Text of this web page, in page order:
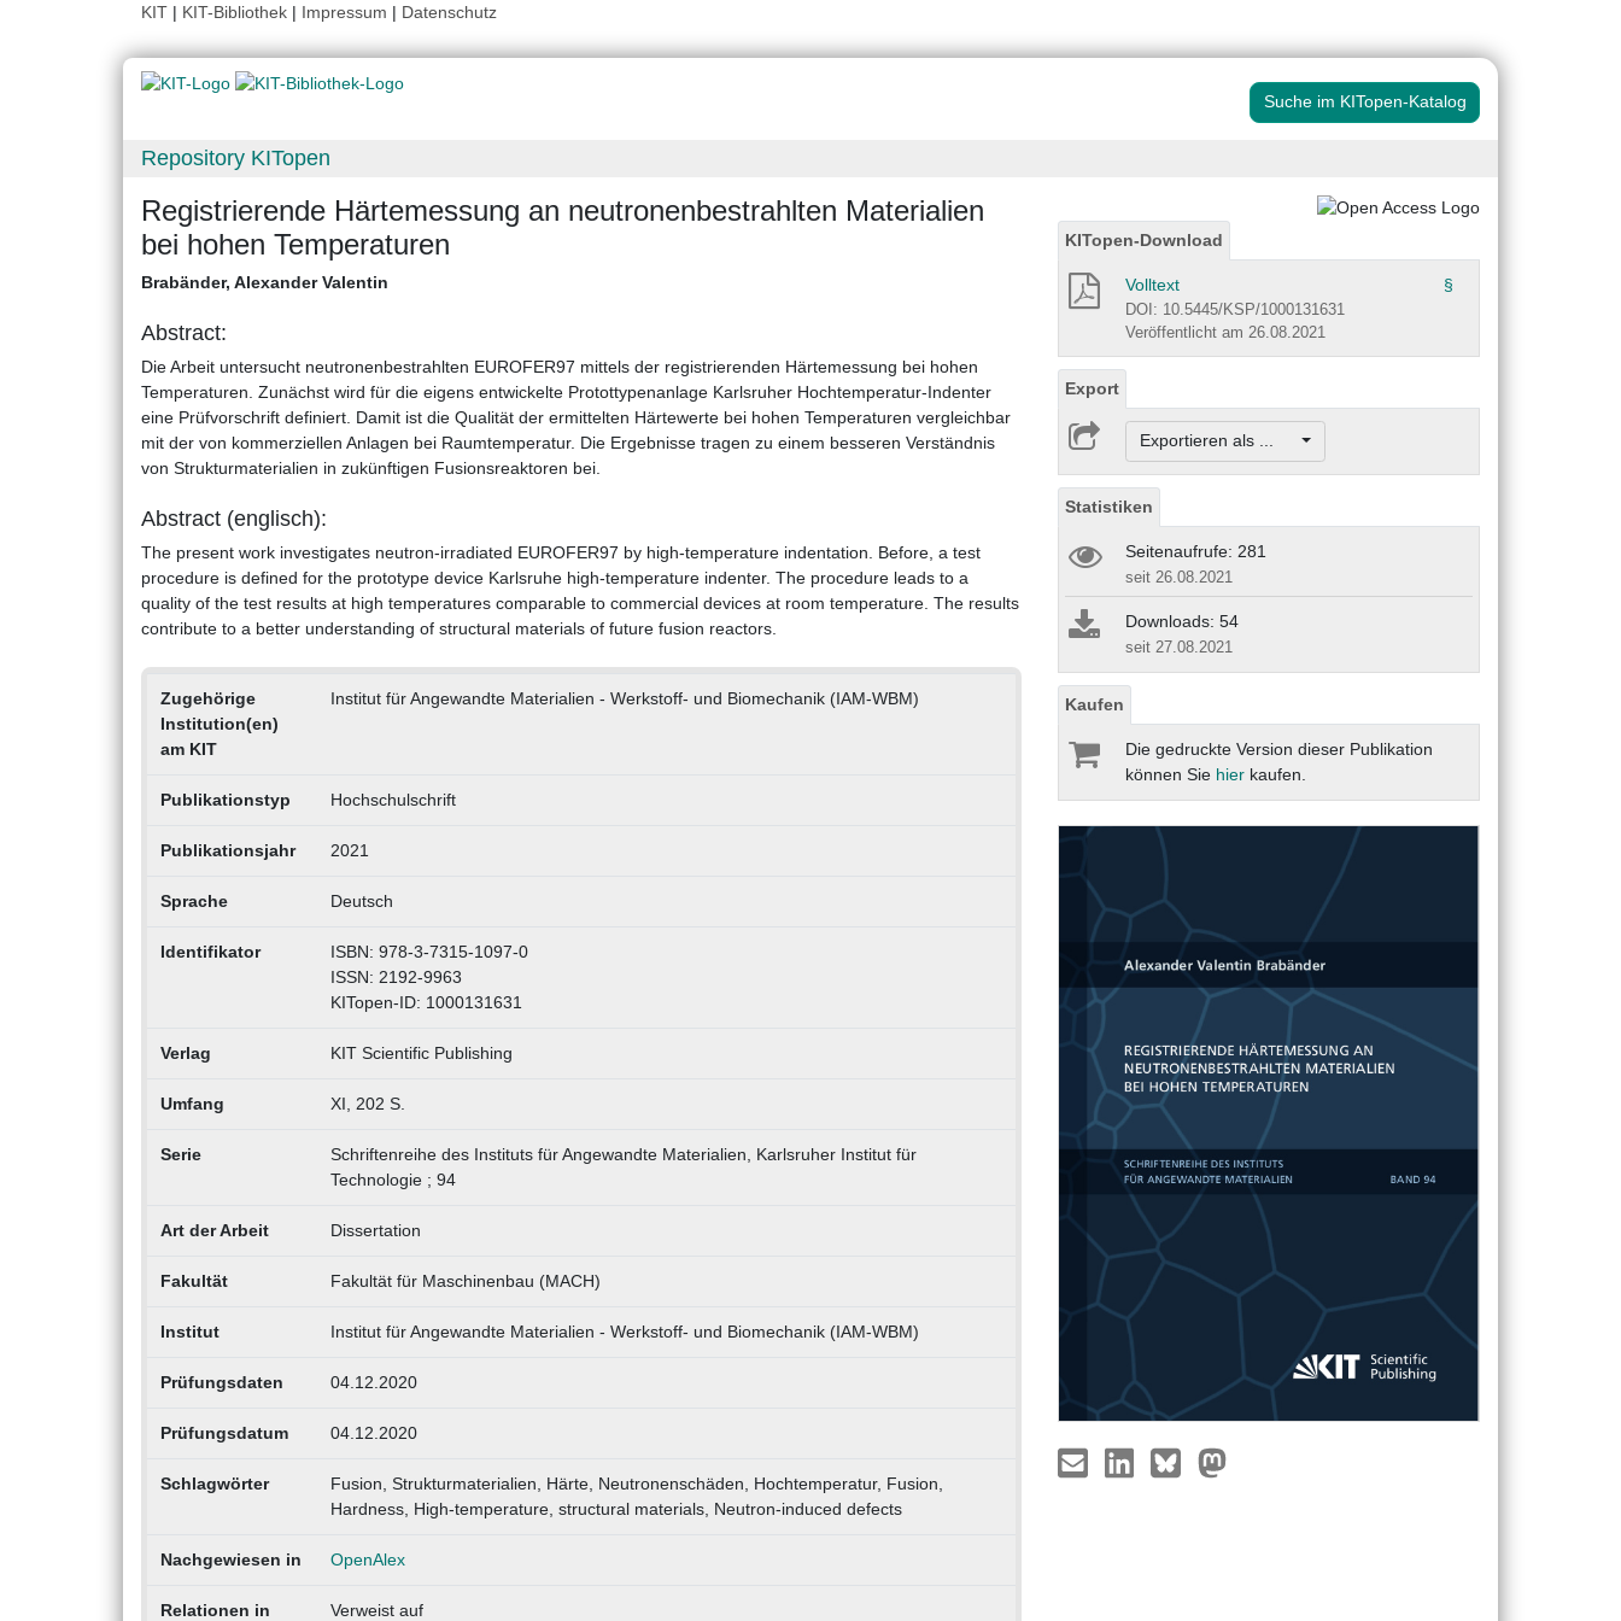
KIT | KIT-Bibliothek | Impressum | Datenschutz
Suche im KITopen-Katalog
Repository KITopen
Registrierende Härtemessung an neutronenbestrahlten Materialien
bei hohen Temperaturen
Brabänder, Alexander Valentin
Abstract:
Die Arbeit untersucht neutronenbestrahlten EUROFER97 mittels der registrierenden Härtemessung bei hohen
Temperaturen. Zunächst wird für die eigens entwickelte Protottypenanlage Karlsruher Hochtemperatur-Indenter
eine Prüfvorschrift definiert. Damit ist die Qualität der ermittelten Härtewerte bei hohen Temperaturen vergleichbar
mit der von kommerziellen Anlagen bei Raumtemperatur. Die Ergebnisse tragen zu einem besseren Verständnis
von Strukturmaterialien in zukünftigen Fusionsreaktoren bei.
Abstract (englisch):
The present work investigates neutron-irradiated EUROFER97 by high-temperature indentation. Before, a test
procedure is defined for the prototype device Karlsruhe high-temperature indenter. The procedure leads to a
quality of the test results at high temperatures comparable to commercial devices at room temperature. The results
contribute to a better understanding of structural materials of future fusion reactors.
Zugehörige
Institution(en)
am KIT
Institut für Angewandte Materialien - Werkstoff- und Biomechanik (IAM-WBM)
Publikationstyp Hochschulschrift
Publikationsjahr 2021
Sprache Deutsch
Identifikator
ISBN: 978-3-7315-1097-0
ISSN: 2192-9963
KITopen-ID: 1000131631
Verlag KIT Scientific Publishing
Umfang XI, 202 S.
Serie
Schriftenreihe des Instituts für Angewandte Materialien, Karlsruher Institut für
Technologie ; 94
Art der Arbeit Dissertation
Fakultät Fakultät für Maschinenbau (MACH)
Institut Institut für Angewandte Materialien - Werkstoff- und Biomechanik (IAM-WBM)
Prüfungsdaten 04.12.2020
Prüfungsdatum 04.12.2020
Schlagwörter
Fusion, Strukturmaterialien, Härte, Neutronenschäden, Hochtemperatur, Fusion,
Hardness, High-temperature, structural materials, Neutron-induced defects
Nachgewiesen in OpenAlex
Relationen in Verweist auf
KITopen-Download
Volltext §
DOI: 10.5445/KSP/1000131631
Veröffentlicht am 26.08.2021
Export
Exportieren als ...
Statistiken
Seitenaufrufe: 281
seit 26.08.2021
Downloads: 54
seit 27.08.2021
Kaufen
Die gedruckte Version dieser Publikation
können Sie hier kaufen.